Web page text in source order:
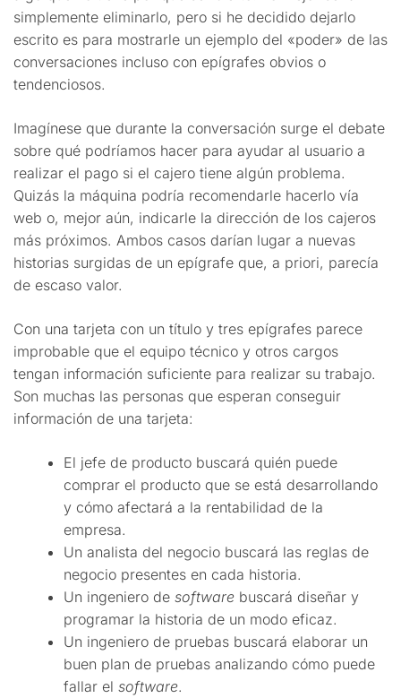
simplemente eliminarlo, pero si he decidido dejarlo
escrito es para mostrarle un ejemplo del «poder» de las
conversaciones incluso con epígrafes obvios o
tendenciosos.
Imagínese que durante la conversación surge el debate
sobre qué podríamos hacer para ayudar al usuario a
realizar el pago si el cajero tiene algún problema.
Quizás la máquina podría recomendarle hacerlo vía
web o, mejor aún, indicarle la dirección de los cajeros
más próximos. Ambos casos darían lugar a nuevas
historias surgidas de un epígrafe que, a priori, parecía
de escaso valor.
Con una tarjeta con un título y tres epígrafes parece
improbable que el equipo técnico y otros cargos
tengan información suficiente para realizar su trabajo.
Son muchas las personas que esperan conseguir
información de una tarjeta:
El jefe de producto buscará quién puede
comprar el producto que se está desarrollando
y cómo afectará a la rentabilidad de la
empresa.
Un analista del negocio buscará las reglas de
negocio presentes en cada historia.
Un ingeniero de software buscará diseñar y
programar la historia de un modo eficaz.
Un ingeniero de pruebas buscará elaborar un
buen plan de pruebas analizando cómo puede
fallar el software.